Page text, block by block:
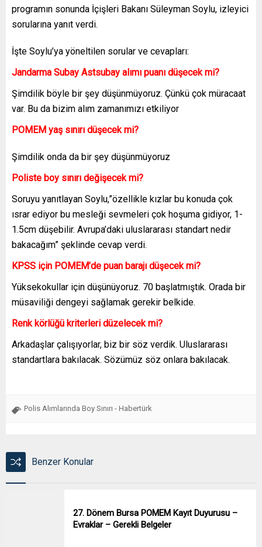
programın sonunda İçişleri Bakanı Süleyman Soylu, izleyici
sorularına yanıt verdi.
İşte Soylu’ya yöneltilen sorular ve cevapları:
Jandarma Subay Astsubay alımı puanı düşecek mi?
Şimdilik böyle bir şey düşünmüyoruz. Çünkü çok müracaat
var. Bu da bizim alım zamanımızı etkiliyor
POMEM yaş sınırı düşecek mi?
Şimdilik onda da bir şey düşünmüyoruz
Poliste boy sınırı değişecek mi?
Soruyu yanıtlayan Soylu,”özellikle kızlar bu konuda çok
ısrar ediyor bu mesleği sevmeleri çok hoşuma gidiyor, 1-
1.5cm düşebilir. Avrupa’daki uluslararası standart nedir
bakacağım” şeklinde cevap verdi.
KPSS için POMEM’de puan barajı düşecek mi?
Yüksekokullar için düşünüyoruz. 70 başlatmıştık. Orada bir
müsaviliği dengeyi sağlamak gerekir belkide.
Renk körlüğü kriterleri düzelecek mi?
Arkadaşlar çalışıyorlar, biz bir söz verdik. Uluslararası
standartlara bakılacak. Sözümüz söz onlara bakılacak.
Polis Alımlarında Boy Sınırı - Habertürk
Benzer Konular
27. Dönem Bursa POMEM Kayıt Duyurusu –
Evraklar – Gerekli Belgeler